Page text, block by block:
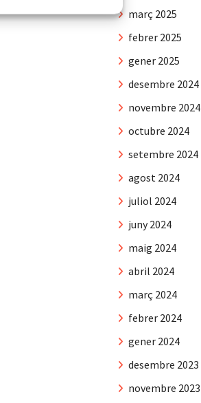
març 2025
febrer 2025
gener 2025
desembre 2024
novembre 2024
octubre 2024
setembre 2024
agost 2024
juliol 2024
juny 2024
maig 2024
abril 2024
març 2024
febrer 2024
gener 2024
desembre 2023
novembre 2023